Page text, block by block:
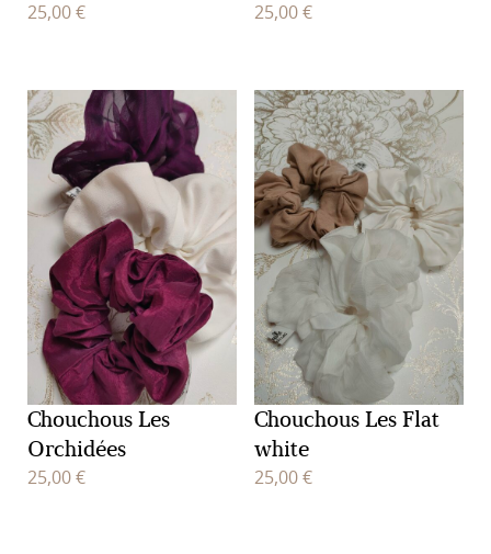
25,00 € 25,00 €
Chouchous Les
Orchidées
25,00 €
Chouchous Les Flat
white
25,00 €